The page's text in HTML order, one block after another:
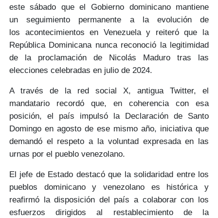
este sábado que el Gobierno dominicano mantiene
unseguimiento permanente a la evolución de
los acontecimientos en Venezuelay reiteró que la
República Dominicana nunca reconoció la legitimidad
de la proclamación de Nicolás Maduro tras las
elecciones celebradas en julio de 2024.
A través de la red social X, antigua Twitter, el
mandatario recordó que, en coherencia con esa
posición, el país impulsó la Declaración de Santo
Domingo en agosto de ese mismo año, iniciativa que
demandó el respeto a la voluntad expresada en las
urnas por el pueblo venezolano.
El jefe de Estado destacó que lasolidaridad entre los
pueblos dominicano y venezolano es histórica y
reafirmó la disposición del país a colaborar con los
esfuerzos dirigidos al restablecimiento de la